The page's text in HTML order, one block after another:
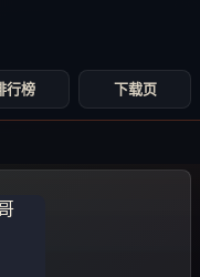
行榜 下载页